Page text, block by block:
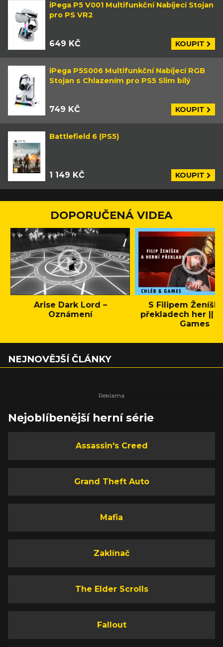
iPega P5 V001 Multifunkční Nabíjecí Stojan
pro PS VR2
649 KČ KOUPIT
iPega P5S006 Multifunkční Nabíjecí RGB
Stojan s Chlazením pro PS5 Slim bílý
749 KČ KOUPIT
Battlefield 6 (PS5)
1 149 KČ KOUPIT
DOPORUČENÁ VIDEA
Arise Dark Lord –
Oznámení
S Filipem
překladech her ||
Games
NEJNOVĚJŠÍ ČLÁNKY
Nejoblíbenější herní série
Assassin's Creed
Grand Theft Auto
Mafia
Zaklínač
The Elder Scrolls
Fallout